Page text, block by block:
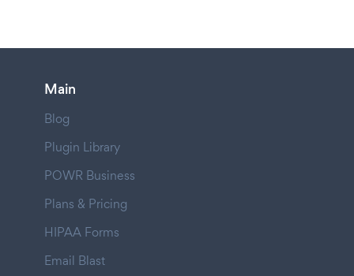
Main
Blog
Plugin Library
POWR Business
Plans & Pricing
HIPAA Forms
Email Blast